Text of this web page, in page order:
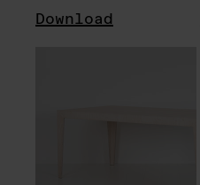
Download